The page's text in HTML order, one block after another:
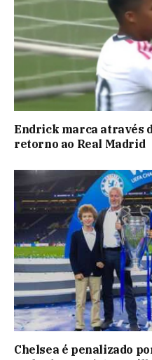
Endrick marca através
retorno ao Real Madrid
Chelsea é penalizado